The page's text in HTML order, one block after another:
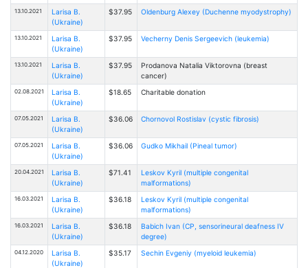
13.10.2021
Larisa B.
(Ukraine)
$37.95 Oldenburg Alexey (Duchenne myodystrophy)
13.10.2021
Larisa B.
(Ukraine)
$37.95 Vecherny Denis Sergeevich (leukemia)
13.10.2021
Larisa B.
(Ukraine)
$37.95
Prodanova Natalia Viktorovna (breast
cancer)
02.08.2021
Larisa B.
(Ukraine)
$18.65 Charitable donation
07.05.2021
Larisa B.
(Ukraine)
$36.06 Chornovol Rostislav (cystic fibrosis)
07.05.2021
Larisa B.
(Ukraine)
$36.06 Gudko Mikhail (Pineal tumor)
20.04.2021
Larisa B.
(Ukraine)
$71.41
Leskov Kyril (multiple congenital
malformations)
16.03.2021
Larisa B.
(Ukraine)
$36.18
Leskov Kyril (multiple congenital
malformations)
16.03.2021
Larisa B.
(Ukraine)
$36.18
Babich Ivan (CP, sensorineural deafness IV
degree)
04.12.2020
Larisa B.
(Ukraine)
$35.17 Sechin Evgeniy (myeloid leukemia)